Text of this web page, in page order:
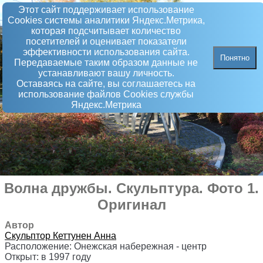
Этот сайт поддерживает использование
Сookies системы аналитики Яндекс.Метрика,
которая подсчитывает количество
посетителей и оценивает показатели
эффективности использования сайта.
Передаваемые таким образом данные не
устанавливают вашу личность.
Оставаясь на сайте, вы соглашаетесь на
использование файлов Сookies службы
Яндекс.Метрика
Понятно
Волна дружбы. Скульптура. Фото 1.
Оригинал
Автор
Скульптор Кеттунен Анна
Расположение: Онежская набережная - центр
Открыт: в 1997 году